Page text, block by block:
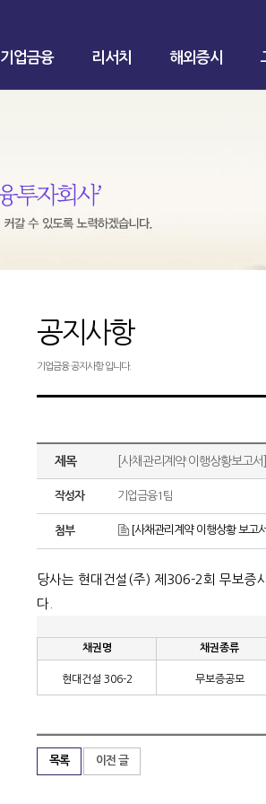
기업금융 리서치 해외증시
공지사항
기업금융 공지사항 입니다.
제목 [사채관리계약 이행상황보고
작성자 기업금융1팀
첨부 [사채관리계약 이행상황 보
당사는 현대건설 (주) 제 306-2회 무보증
다
채권명 채권종류
현대건설 306-2 무보증공모
목록 이전 글